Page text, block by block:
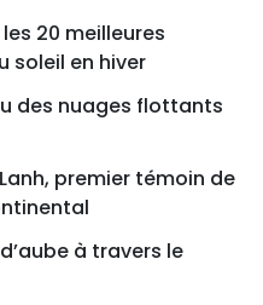
20 meilleures
soleil en hiver
des nuages flottants
premier témoin de
à travers le